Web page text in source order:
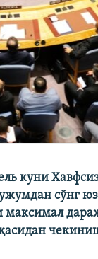
куни
сўнг